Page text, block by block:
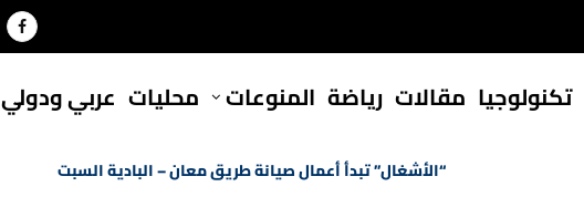
تكنولوجيا مقالات رياضة المنوعات محليات ⁠عربي ودولي
“الأشغال” تبدأ أعمال صيانة طريق معان – البادية السبت